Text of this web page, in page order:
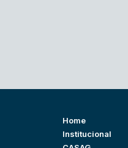
Home
Institucional